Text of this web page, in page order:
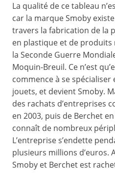
La qualité de ce tableau
car la marque Smoby
travers la fabrication de la
en plastique et de produits
la Seconde Guerre
Moquin-Breuil. Ce n’est
commence à se
jouets, et devient Smoby.
des rachats d’entreprises
en 2003, puis de Berchet
connaît de nombreux
L’entreprise s’endette
plusieurs millions d’euros.
Smoby et Berchet est